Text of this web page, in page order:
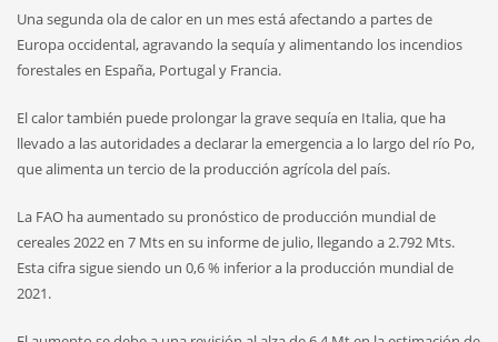
Una segunda ola de calor en un mes está afectando a partes de
Europa occidental, agravando la sequía y alimentando los incendios
forestales en España, Portugal y Francia.
El calor también puede prolongar la grave sequía en Italia, que ha
llevado a las autoridades a declarar la emergencia a lo largo del río Po,
que alimenta un tercio de la producción agrícola del país.
La FAO ha aumentado su pronóstico de producción mundial de
cereales 2022 en 7 Mts en su informe de julio, llegando a 2.792 Mts.
Esta cifra sigue siendo un 0,6 % inferior a la producción mundial de
2021.